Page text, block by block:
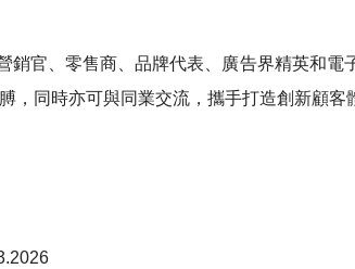
銷官、零售商、品牌代表、廣告界精英和
，同時亦可與同業交流，攜手打造創新顧客